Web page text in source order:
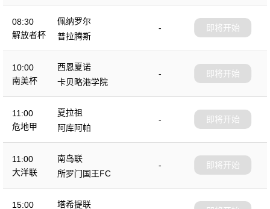
08:30
解放者杯
佩纳罗尔
-
普拉腾斯
即将开始
10:00
南美杯
西恩夏诺
-
卡贝略港学院
即将开始
11:00
危地甲
夏拉祖
-
阿库阿帕
即将开始
11:00
大洋联
南岛联
-
所罗门国王FC
即将开始
15:00 塔希提联